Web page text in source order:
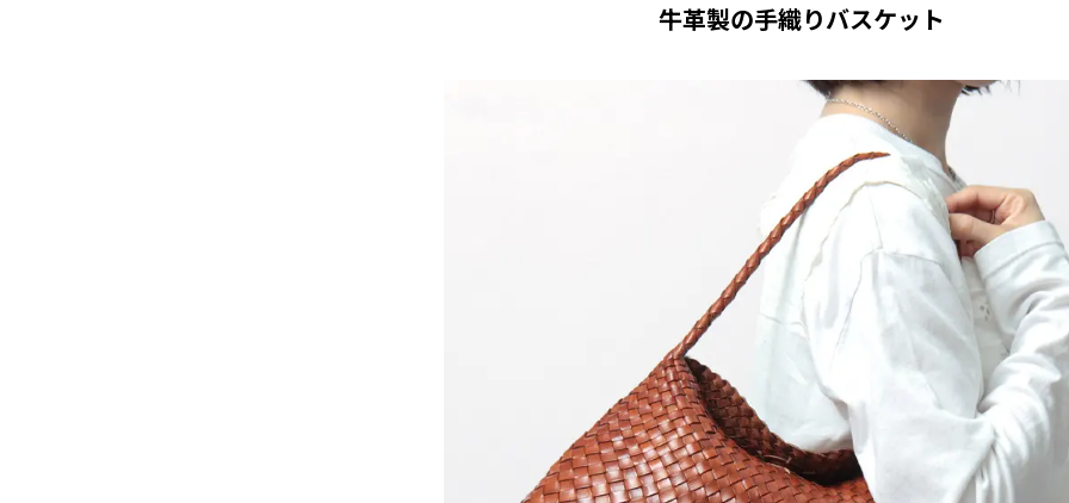
牛革製の手織りバスケット